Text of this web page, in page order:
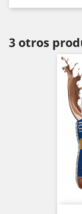
3 otros